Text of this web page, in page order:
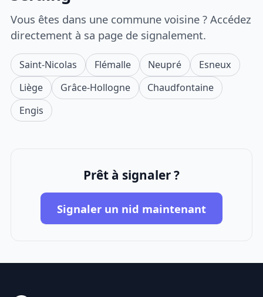
Vous êtes dans une commune voisine ? Accédez
directement à sa page de signalement.
Saint-Nicolas Flémalle Neupré
Esneux
Liège
Grâce-Hollogne
Chaudfontaine
Engis
Prêt à signaler ?
Signaler un nid maintenant